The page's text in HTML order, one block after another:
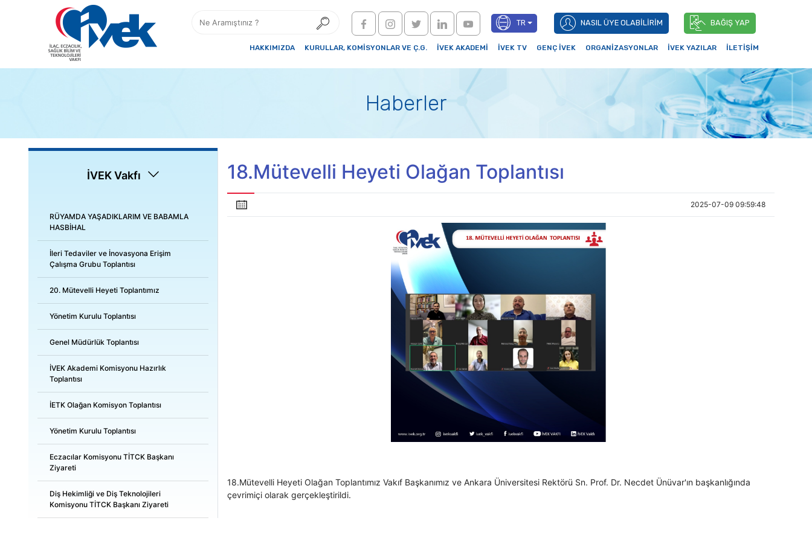
TR NASIL ÜYE OLABİLİRİM BAĞIŞ YAP
HAKKIMIZDA KURULLAR, KOMİSYONLAR VE Ç.G. İVEK AKADEMİ İVEK TV GENÇ İVEK ORGANİZASYONLAR İVEK YAZILAR İLETİŞİM
Haberler
İVEK Vakfı
RÜYAMDA YAŞADIKLARIM VE BABAMLA
HASBİHAL
İleri Tedaviler ve İnovasyona Erişim
Çalışma Grubu Toplantısı
20. Mütevelli Heyeti Toplantımız
Yönetim Kurulu Toplantısı
Genel Müdürlük Toplantısı
İVEK Akademi Komisyonu Hazırlık
Toplantısı
İETK Olağan Komisyon Toplantısı
Yönetim Kurulu Toplantısı
Eczacılar Komisyonu TİTCK Başkanı
Ziyareti
Diş Hekimliği ve Diş Teknolojileri
Komisyonu TİTCK Başkanı Ziyareti
18.Mütevelli Heyeti Olağan Toplantısı
2025-07-09 09:59:48
18.Mütevelli Heyeti Olağan Toplantımız Vakıf Başkanımız ve Ankara Üniversitesi Rektörü Sn. Prof. Dr. Necdet Ünüvar'ın başkanlığında
çevrimiçi olarak gerçekleştirildi.